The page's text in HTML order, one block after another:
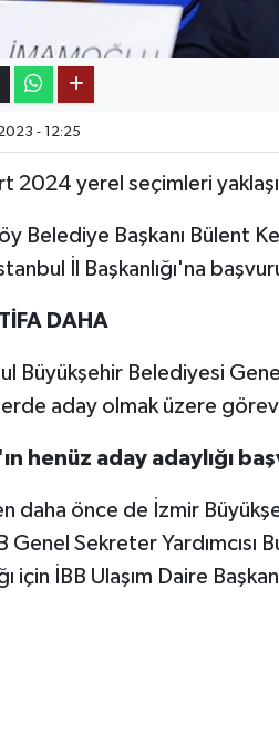
- 12:25
2024 yerel seçimleri
Belediye Başkanı Bülent
İl Başkanlığı'na
DAHA
Büyükşehir Belediyesi
aday olmak üzere
henüz aday adaylığı
daha önce de İzmir
Genel Sekreter Yardımcısı
için İBB Ulaşım Daire